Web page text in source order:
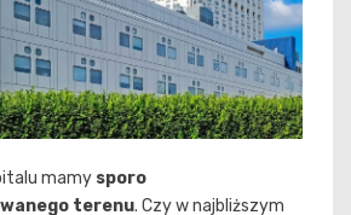
mamy sporo
terenu. Czy w najbliższym